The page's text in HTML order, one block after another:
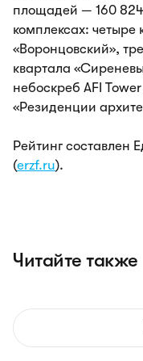
площадей — 160
комплексах: четыре
«Воронцовский»,
квартала
небоскреб AFI
«Резиденции
Рейтинг составлен
(erzf.ru).
Читайте также